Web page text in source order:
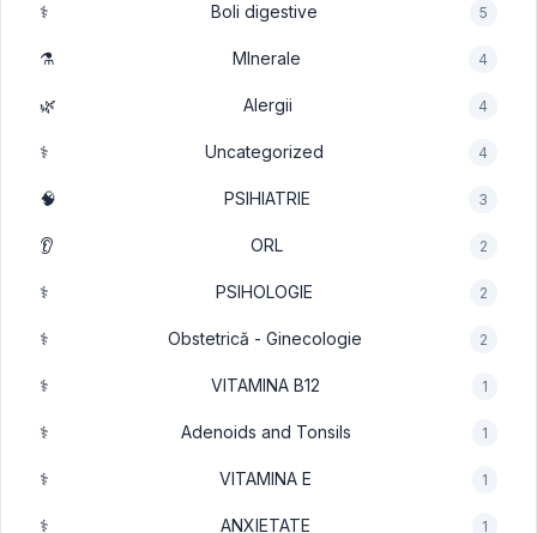
⚕️ Boli digestive 5
⚗️ MInerale 4
🌿 Alergii 4
⚕️ Uncategorized 4
🧠 PSIHIATRIE 3
👂 ORL 2
⚕️ PSIHOLOGIE 2
⚕️ Obstetrică - Ginecologie 2
⚕️ VITAMINA B12 1
⚕️ Adenoids and Tonsils 1
⚕️ VITAMINA E 1
⚕️ ANXIETATE 1